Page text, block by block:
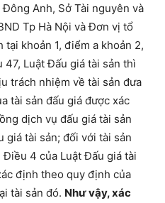
Anh, Sở Tài nguyên và
Tp Hà Nội và Đơn vị tổ
khoản 1, điểm a khoản 2,
Luật Đấu giá tài sản thì
trách nhiệm về tài sản đưa
tài sản đấu giá được xác
dịch vụ đấu giá tài sản
giá tài sản; đối với tài sản
4 của Luật Đấu giá tài
định theo quy định của
tài sản đó. Như vậy, xác